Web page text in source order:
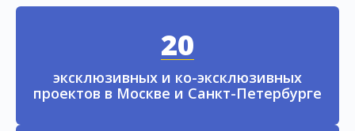
20
эксклюзивных и ко-эксклюзивных
проектов в Москве и Санкт-Петербурге